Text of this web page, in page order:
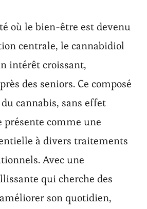
où le bien-être est devenu
centrale, le cannabidiol
intérêt croissant,
des seniors. Ce composé
cannabis, sans effet
présente comme une
à divers traitements
Avec une
qui cherche des
son quotidien,